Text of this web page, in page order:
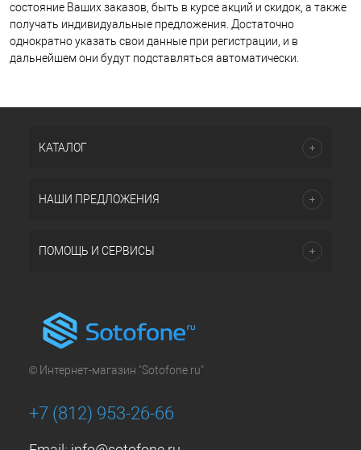
состояние Ваших заказов, быть в курсе акций и скидок, а также
получать индивидуальные предложения. Достаточно
однократно указать свои данные при регистрации, и в
дальнейшем они будут подставляться автоматически.
КАТАЛОГ
НАШИ ПРЕДЛОЖЕНИЯ
ПОМОЩЬ И СЕРВИСЫ
© Интернет-магазин "Sotofone.ru"
+7 (812) 953-26-66